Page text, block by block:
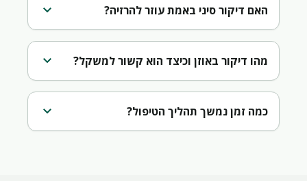
האם דיקור סיני באמת עוזר להרזיה? expand_more
מהו דיקור באוזן וכיצד הוא קשור למשקל? expand_more
כמה זמן נמשך תהליך הטיפול? expand_more